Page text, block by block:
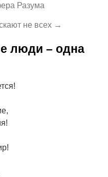
Разума
не всех →
люди – одна